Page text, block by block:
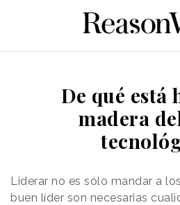
De qué está
madera
Liderar no es sólo mandar a
buen líder son necesarias